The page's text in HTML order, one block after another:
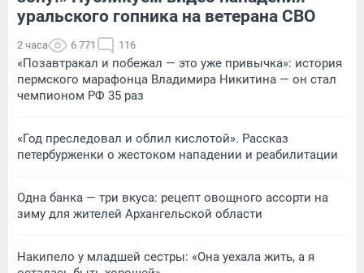
уральского гопника на ветерана СВО
2 часа 6 771 116
«Позавтракал и побежал — это уже привычка»: история
пермского марафонца Владимира Никитина — он стал
чемпионом РФ 35 раз
«Год преследовал и облил кислотой». Рассказ
петербурженки о жестоком нападении и реабилитации
Одна банка — три вкуса: рецепт овощного ассорти на
зиму для жителей Архангельской области
Накипело у младшей сестры: «Она уехала жить, а я